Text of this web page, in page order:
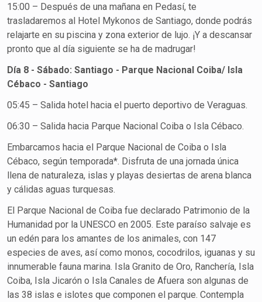
15:00 – Después de una mañana en Pedasí, te
trasladaremos al Hotel Mykonos de Santiago, donde podrás
relajarte en su piscina y zona exterior de lujo. ¡Y a descansar
pronto que al día siguiente se ha de madrugar!
Día 8 - Sábado: Santiago - Parque Nacional Coiba/ Isla
Cébaco - Santiago
05:45 – Salida hotel hacia el puerto deportivo de Veraguas.
06:30 – Salida hacia Parque Nacional Coiba o Isla Cébaco.
Embarcamos hacia el Parque Nacional de Coiba o Isla
Cébaco, según temporada*. Disfruta de una jornada única
llena de naturaleza, islas y playas desiertas de arena blanca
y cálidas aguas turquesas.
El Parque Nacional de Coiba fue declarado Patrimonio de la
Humanidad por la UNESCO en 2005. Este paraíso salvaje es
un edén para los amantes de los animales, con 147
especies de aves, así como monos, cocodrilos, iguanas y su
innumerable fauna marina. Isla Granito de Oro, Ranchería, Isla
Coiba, Isla Jicarón o Isla Canales de Afuera son algunas de
las 38 islas e islotes que componen el parque. Contempla